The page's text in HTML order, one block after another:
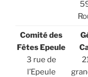
Comité des
Fêtes Epeule
3 rue de
l’Epeule